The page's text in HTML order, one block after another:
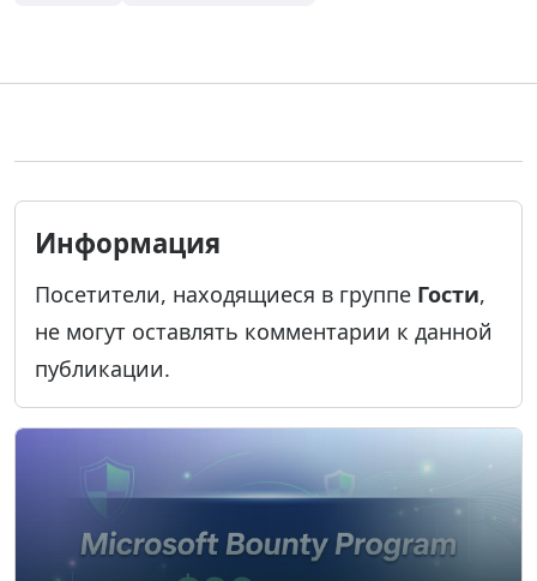
Информация
Посетители, находящиеся в группе Гости,
не могут оставлять комментарии к данной
публикации.